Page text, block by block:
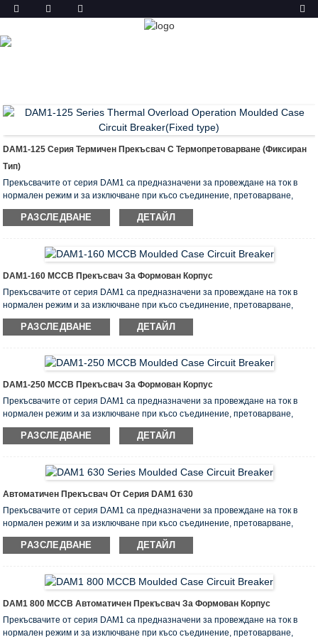
ПРОДУКТ
DAM1-125 Серия Термичен Прекъсвач С Термопретоварване (фиксиран
Тип)
Прекъсвачите от серия DAM1 са предназначени за провеждане на ток в
нормален режим и за изключване при късо съединение, претоварване,
недопустимо повдигане, както и оперативно задействане и изключване на
части от електрическата верига. Те са проектирани за използване в
номинален ток от 12,5 до 1600A.
Те отговарят на изискванията на EN 60947-1, EN 60947-2
РАЗСЛЕДВАНЕ ДЕТАЙЛ
DAM1-160 MCCB Прекъсвач За Формован Корпус
Прекъсвачите от серия DAM1 са предназначени за провеждане на ток в
нормален режим и за изключване при късо съединение, претоварване,
недопустимо повдигане, както и оперативно задействане и изключване на
части от електрическата верига. Те са проектирани за използване в
номинален ток от 12,5 до 1600A.
Те отговарят на изискванията на EN 60947-1, EN 60947-2
РАЗСЛЕДВАНЕ ДЕТАЙЛ
DAM1-250 MCCB Прекъсвач За Формован Корпус
Прекъсвачите от серия DAM1 са предназначени за провеждане на ток в
нормален режим и за изключване при късо съединение, претоварване,
недопустимо повдигане, както и оперативно задействане и изключване на
части от електрическата верига. Те са проектирани за използване в
номинален ток от 12,5 до 1600A.
Те отговарят на изискванията на EN 60947-1, EN 60947-2.
РАЗСЛЕДВАНЕ ДЕТАЙЛ
Автоматичен Прекъсвач От Серия DAM1 630
Прекъсвачите от серия DAM1 са предназначени за провеждане на ток в
нормален режим и за изключване при късо съединение, претоварване,
недопустимо повдигане, както и оперативно задействане и изключване на
части от електрическата верига. Те са проектирани за използване в
номинален ток от 12,5 до 1600A.
Те отговарят на изискванията на EN 60947-1, EN 60947-2.
РАЗСЛЕДВАНЕ ДЕТАЙЛ
DAM1 800 MCCB Автоматичен Прекъсвач За Формован Корпус
Прекъсвачите от серия DAM1 са предназначени за провеждане на ток в
нормален режим и за изключване при късо съединение, претоварване,